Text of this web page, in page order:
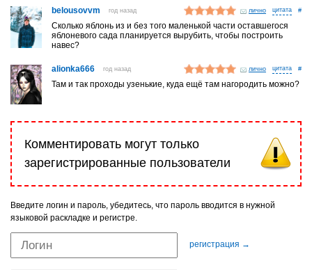
belousovvm год назад лично #
Сколько яблонь из и без того маленькой части оставшегося
яблоневого сада планируется вырубить, чтобы построить
навес?
alionka666 год назад лично #
Там и так проходы узенькие, куда ещё там нагородить можно?
Комментировать могут только
зарегистрированные пользователи
Введите логин и пароль, убедитесь, что пароль вводится в нужной
языковой раскладке и регистре.
регистрация →